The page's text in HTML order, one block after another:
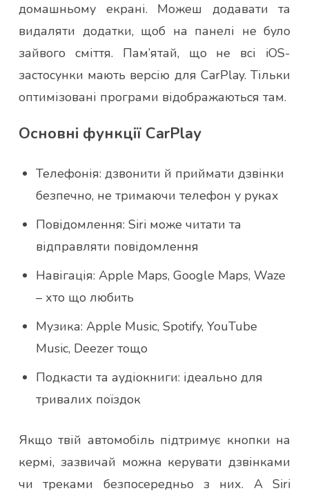
домашньому екрані. Можеш додавати та
видаляти додатки, щоб на панелі не було
зайвого сміття. Пам’ятай, що не всі iOS-
застосунки мають версію для CarPlay. Тільки
оптимізовані програми відображаються там.
Основні функції CarPlay
Телефонія: дзвонити й приймати дзвінки
безпечно, не тримаючи телефон у руках
Повідомлення: Siri може читати та
відправляти повідомлення
Навігація: Apple Maps, Google Maps, Waze
– хто що любить
Музика: Apple Music, Spotify, YouTube
Music, Deezer тощо
Подкасти та аудіокниги: ідеально для
тривалих поїздок
Якщо твій автомобіль підтримує кнопки на
кермі, зазвичай можна керувати дзвінками
чи треками безпосередньо з них. А Siri